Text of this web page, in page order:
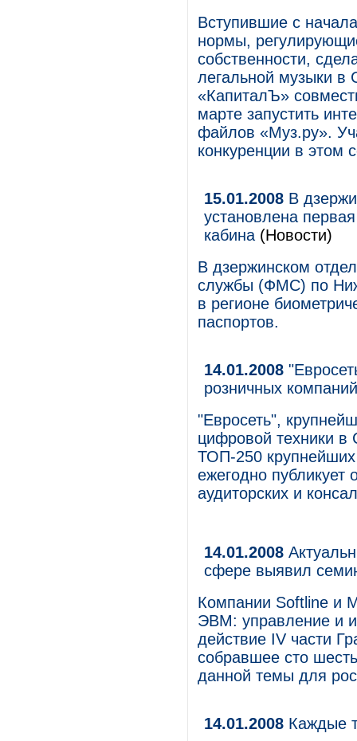
Вступившие с
нормы,
собственности,
легальной музыки в
«КапиталЪ»
марте запустить
файлов «Муз.ру».
конкуренции в этом
15.01.2008 В
установлена
кабина (Новости)
В дзержинском
службы (ФМС) по
в регионе
паспортов.
14.01.2008
розничных
"Евросеть",
цифровой техники в
ТОП-250
ежегодно
аудиторских и
14.01.2008
сфере выявил
Компании Softline и
ЭВМ: управление и
действие IV части
собравшее сто
данной темы для
14.01.2008 Каждые